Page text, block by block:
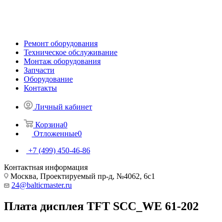
Ремонт оборудования
Техническое обслуживание
Монтаж оборудования
Запчасти
Оборудование
Контакты
Личный кабинет
Корзина0
Отложенные0
+7 (499) 450-46-86
Контактная информация
Москва, Проектируемый пр-д, №4062, 6с1
24@balticmaster.ru
Плата дисплея TFT SCC_WE 61-202